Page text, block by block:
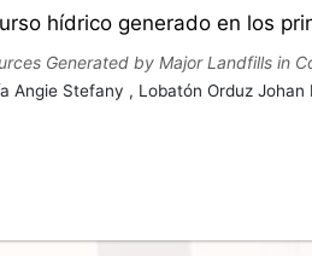
hídrico generado en los
Generated by Major Landfills in
Angie Stefany , Lobatón Orduz Johan